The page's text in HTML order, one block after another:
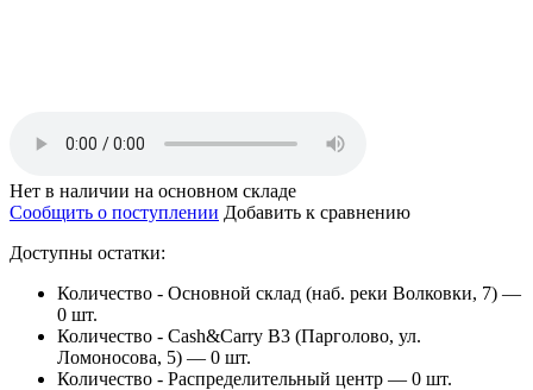
Нет в наличии на основном складе
Сообщить о поступлении Добавить к сравнению
Доступны остатки:
Количество - Основной склад (наб. реки Волковки, 7) —
0 шт.
Количество - Cash&Carry B3 (Парголово, ул.
Ломоносова, 5) — 0 шт.
Количество - Распределительный центр — 0 шт.